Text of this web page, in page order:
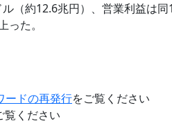
（約12.6兆円）、営業利益は同
た。
ードの再発行をご覧ください
覧ください